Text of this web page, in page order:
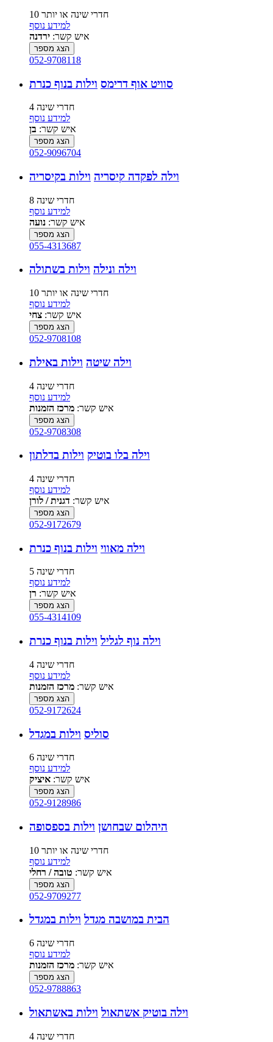
10 חדרי שינה או יותר
למידע נוסף
איש קשר: ירדנה
הצג מספר
052-9708118
סוויט אוף דרימס וילות בנוף כנרת
4 חדרי שינה
למידע נוסף
איש קשר: בן
הצג מספר
052-9096704
וילה לפקדה קיסריה וילות בקיסריה
8 חדרי שינה
למידע נוסף
איש קשר: נועה
הצג מספר
055-4313687
וילה ונילה וילות בשתולה
10 חדרי שינה או יותר
למידע נוסף
איש קשר: צחי
הצג מספר
052-9708108
וילה שיטה וילות באילת
4 חדרי שינה
למידע נוסף
איש קשר: מרכז הזמנות
הצג מספר
052-9708308
וילה בלו בוטיק וילות בדלתון
4 חדרי שינה
למידע נוסף
איש קשר: דגנית / לורן
הצג מספר
052-9172679
וילה מאווי וילות בנוף כנרת
5 חדרי שינה
למידע נוסף
איש קשר: רן
הצג מספר
055-4314109
וילה נוף לגליל וילות בנוף כנרת
4 חדרי שינה
למידע נוסף
איש קשר: מרכז הזמנות
הצג מספר
052-9172624
סוליס וילות במגדל
6 חדרי שינה
למידע נוסף
איש קשר: איציק
הצג מספר
052-9128986
היהלום שבחושן וילות בספסופה
10 חדרי שינה או יותר
למידע נוסף
איש קשר: טובה / רחלי
הצג מספר
052-9709277
הבית במושבה מגדל וילות במגדל
6 חדרי שינה
למידע נוסף
איש קשר: מרכז הזמנות
הצג מספר
052-9788863
וילה בוטיק אשתאול וילות באשתאול
4 חדרי שינה